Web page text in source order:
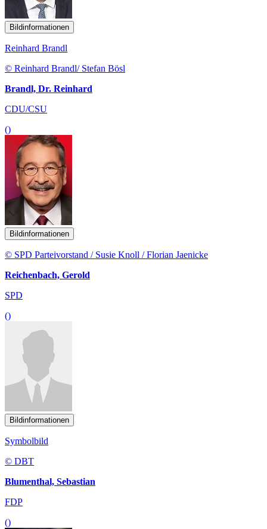
Bildinformationen
Reinhard Brandl
© Reinhard Brandl/ Stefan Bösl
Brandl, Dr. Reinhard
CDU/CSU
()
Bildinformationen
© SPD Parteivorstand / Susie Knoll / Florian Jaenicke
Reichenbach, Gerold
SPD
()
Bildinformationen
Symbolbild
© DBT
Blumenthal, Sebastian
FDP
()